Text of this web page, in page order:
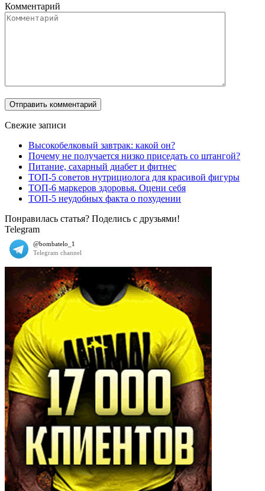
Комментарий
Свежие записи
Высокобелковый завтрак: какой он?
Почему не получается низко приседать со штангой?
Питание, сахарный диабет и фитнес
ТОП-5 советов нутрициолога для красивой фигуры
ТОП-6 маркеров здоровья. Оцени себя
ТОП-5 неудобных факта о похудении
Понравилась статья? Поделись с друзьями!
Telegram